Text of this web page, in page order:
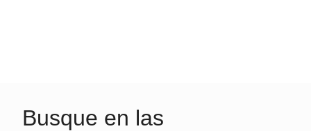
Busque en las